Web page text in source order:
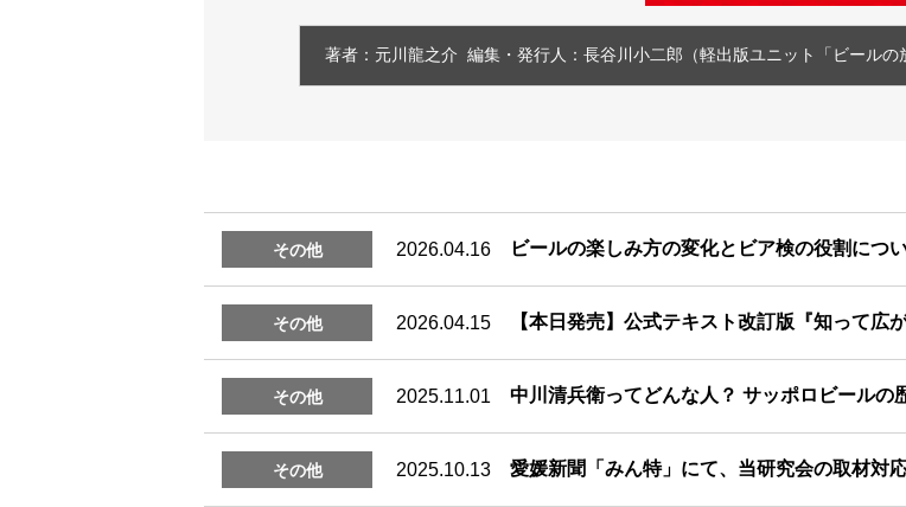
著者：元川龍之介  編集・発行人：長谷川小二郎（軽出版ユニット「ビールの
その他 2026.04.16 ビールの楽しみ方の変化とビア検の役割につ
その他 2026.04.15 【本日発売】公式テキスト改訂版『知って広
その他 2025.11.01 中川清兵衛ってどんな人？ サッポロビールの
その他 2025.10.13 愛媛新聞「みん特」にて、当研究会の取材対